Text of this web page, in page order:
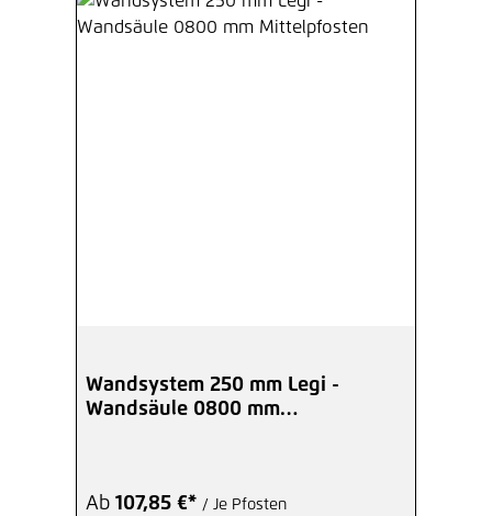
Wandsystem 250 mm Legi -
Wandsäule 0800 mm
Ab 107,85 €* / Je Pfosten